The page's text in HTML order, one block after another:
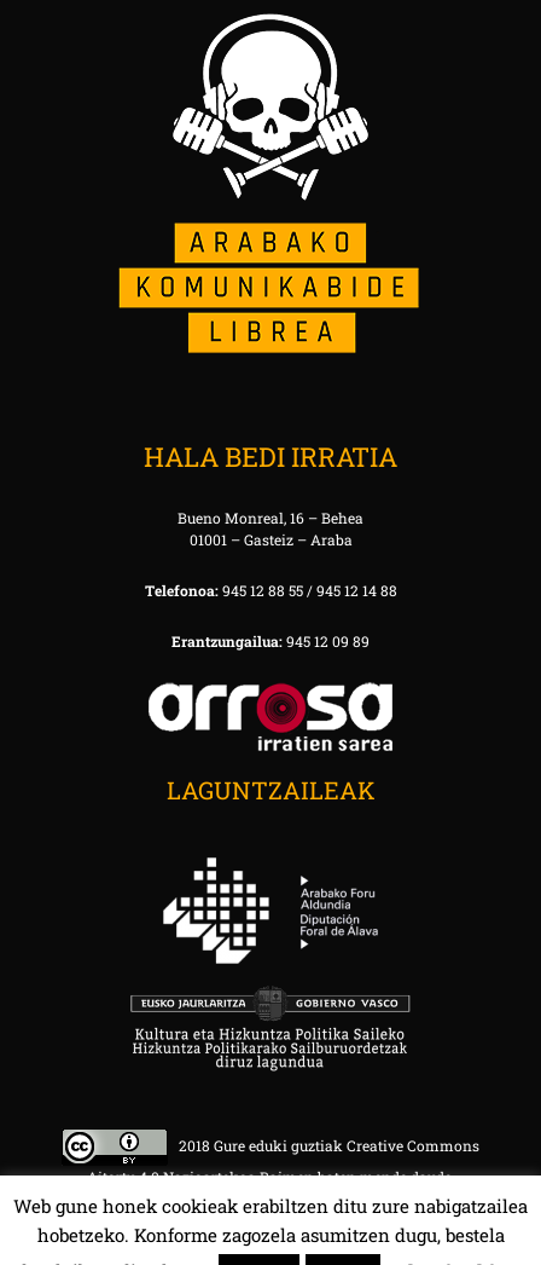
HALA BEDI IRRATIA
Bueno Monreal, 16 – Behea
01001 – Gasteiz – Araba
Telefonoa:945 12 88 55 / 945 12 14 88
Erantzungailua:945 12 09 89
LAGUNTZAILEAK
2018 Gure eduki guztiak Creative Commons
Aitortu 4.0 Nazioartekoa Baimen baten mende daude.
Web gune honek cookieak erabiltzen ditu zure nabigatzailea
hobetzeko. Konforme zagozela asumitzen dugu, bestela